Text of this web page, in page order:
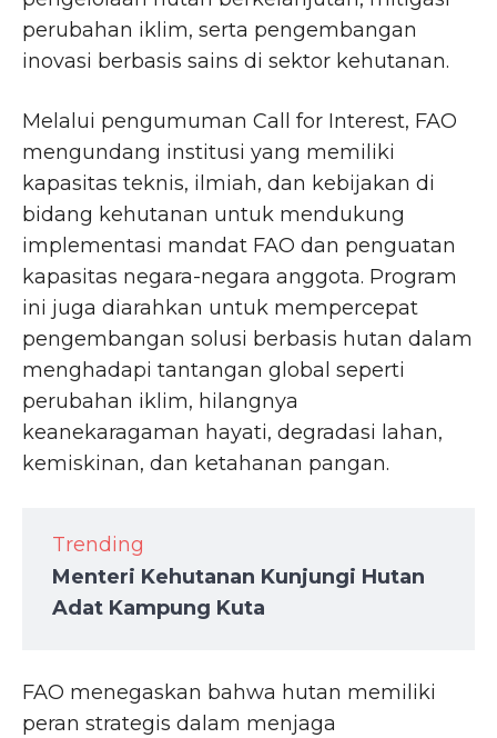
perubahan iklim, serta pengembangan
inovasi berbasis sains di sektor kehutanan.
Melalui pengumuman Call for Interest, FAO
mengundang institusi yang memiliki
kapasitas teknis, ilmiah, dan kebijakan di
bidang kehutanan untuk mendukung
implementasi mandat FAO dan penguatan
kapasitas negara-negara anggota. Program
ini juga diarahkan untuk mempercepat
pengembangan solusi berbasis hutan dalam
menghadapi tantangan global seperti
perubahan iklim, hilangnya
keanekaragaman hayati, degradasi lahan,
kemiskinan, dan ketahanan pangan.
Trending
Menteri Kehutanan Kunjungi Hutan
Adat Kampung Kuta
FAO menegaskan bahwa hutan memiliki
peran strategis dalam menjaga